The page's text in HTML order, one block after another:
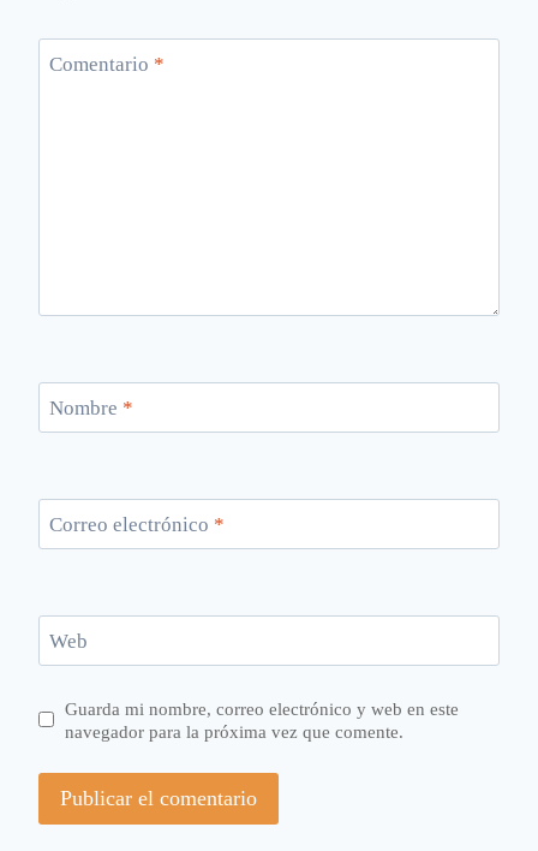
Comentario *
Nombre *
Correo electrónico *
Web
Guarda mi nombre, correo electrónico y web en este
navegador para la próxima vez que comente.